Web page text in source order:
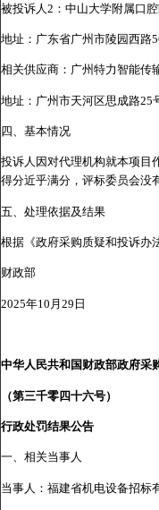
被投诉人2：中山大学附属口
地址：广东省广州市陵园西路
相关供应商：广州特力智能传
地址：广州市天河区思成路25
四、基本情况
投诉人因对代理机构就本项目
得分近乎满分，评标委员会没
五、处理依据及结果
根据《政府采购质疑和投诉办
财政部
2025年10月29日
中华人民共和国财政部政府采
（第三千零四十六号）
行政处罚结果公告
一、相关当事人
当事人：福建省机电设备招标